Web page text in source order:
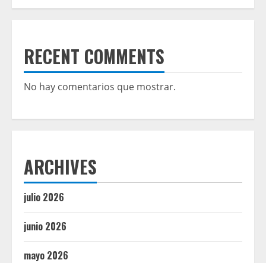
RECENT COMMENTS
No hay comentarios que mostrar.
ARCHIVES
julio 2026
junio 2026
mayo 2026